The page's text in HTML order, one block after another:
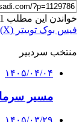
خواندن این مطلب 1 دقیقه زمان میبرد
فیس بوک توییتر (X)
منتخب سردبیر
۱۴۰۵/۰۴/۰۴
مسیر